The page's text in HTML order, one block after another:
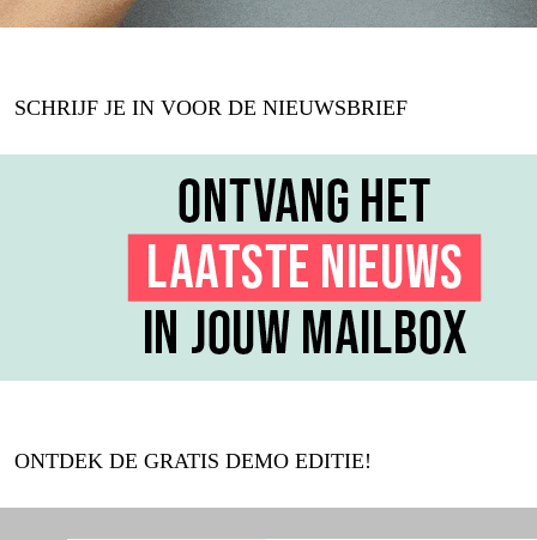
SCHRIJF JE IN VOOR DE NIEUWSBRIEF
ONTDEK DE GRATIS DEMO EDITIE!